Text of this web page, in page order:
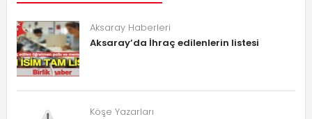
Aksaray Haberleri
Aksaray’da İhraç edilenlerin listesi
Köşe Yazarları